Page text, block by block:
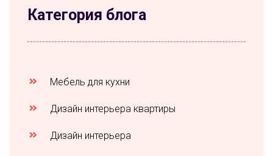
Категория блога
Мебель для кухни
Дизайн интерьера квартиры
Дизайн интерьера